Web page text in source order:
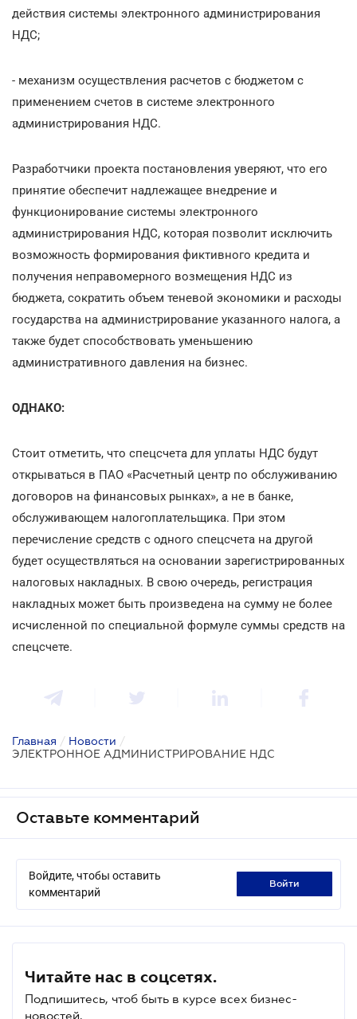
действия системы электронного администрирования
НДС;
- механизм осуществления расчетов с бюджетом с
применением счетов в системе электронного
администрирования НДС.
Разработчики проекта постановления уверяют, что его
принятие обеспечит надлежащее внедрение и
функционирование системы электронного
администрирования НДС, которая позволит исключить
возможность формирования фиктивного кредита и
получения неправомерного возмещения НДС из
бюджета, сократить объем теневой экономики и расходы
государства на администрирование указанного налога, а
также будет способствовать уменьшению
административного давления на бизнес.
ОДНАКО:
Стоит отметить, что спецсчета для уплаты НДС будут
открываться в ПАО «Расчетный центр по обслуживанию
договоров на финансовых рынках», а не в банке,
обслуживающем налогоплательщика. При этом
перечисление средств с одного спецсчета на другой
будет осуществляться на основании зарегистрированных
налоговых накладных. В свою очередь, регистрация
накладных может быть произведена на сумму не более
исчисленной по специальной формуле суммы средств на
спецсчете.
Главная / Новости /
ЭЛЕКТРОННОЕ АДМИНИСТРИРОВАНИЕ НДС
Оставьте комментарий
Войдите, чтобы оставить
комментарий
войти
Читайте нас в соцсетях.
Подпишитесь, чтоб быть в курсе всех бизнес-
новостей.